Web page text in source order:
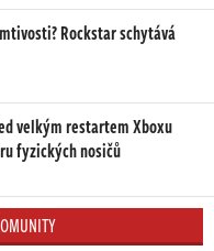
Rockstar schytává
velkým restartem Xboxu
fyzických nosičů